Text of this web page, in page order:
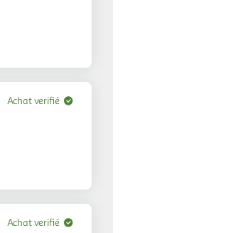
Achat verifié
Achat verifié